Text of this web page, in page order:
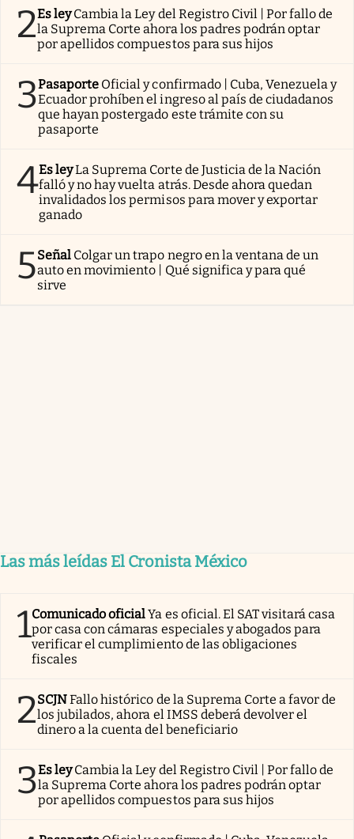
2Es ley Cambia la Ley del Registro Civil | Por fallo de
la Suprema Corte ahora los padres podrán optar
por apellidos compuestos para sus hijos
3Pasaporte Oficial y confirmado | Cuba, Venezuela y
Ecuador prohíben el ingreso al país de ciudadanos
que hayan postergado este trámite con su
pasaporte
4Es leyLa Suprema Corte de Justicia de la Nación
falló y no hay vuelta atrás. Desde ahora quedan
invalidados los permisos para mover y exportar
ganado
5Señal Colgar un trapo negro en la ventana de un
auto en movimiento | Qué significa y para qué
sirve
Las más leídas El Cronista México
1Comunicado oficialYa es oficial. El SAT visitará casa
por casa con cámaras especiales y abogados para
verificar el cumplimiento de las obligaciones
fiscales
2SCJNFallo histórico de la Suprema Corte a favor de
los jubilados, ahora el IMSS deberá devolver el
dinero a la cuenta del beneficiario
3Es ley Cambia la Ley del Registro Civil | Por fallo de
la Suprema Corte ahora los padres podrán optar
por apellidos compuestos para sus hijos